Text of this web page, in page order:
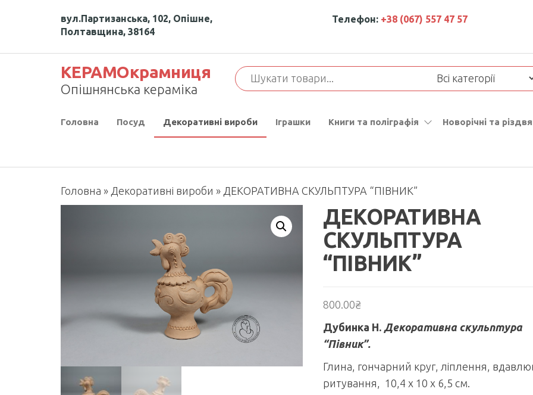
вул.Партизанська, 102, Опішне,
Полтавщина, 38164
Телефон: +38 (067) 557 47 57
КЕРАМОкрамниця
Опішнянська кераміка
Головна Посуд Декоративні вироби Іграшки Книги та поліграфія Новорічні та
Головна » Декоративні вироби » ДЕКОРАТИВНА СКУЛЬПТУРА “ПІВНИК”
ДЕКОРАТИВНА
СКУЛЬПТУРА
“ПІВНИК”
800.00₴
Дубинка Н. Декоративна скульптура
“Півник”.
Глина, гончарний круг, ліплення,
ритування, 10,4 х 10 х 6,5 см.